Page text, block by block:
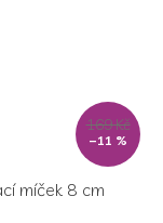
169 Kč
–11 %
míček 8 cm